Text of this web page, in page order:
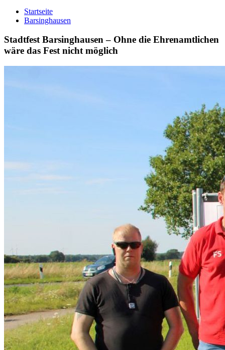
Startseite
Barsinghausen
Stadtfest Barsinghausen – Ohne die Ehrenamtlichen
wäre das Fest nicht möglich